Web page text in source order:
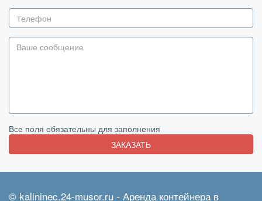
Все поля обязательны для заполнения
ЗАКАЗАТЬ
© kalininec.24-musor.ru - Аренда контейнера в